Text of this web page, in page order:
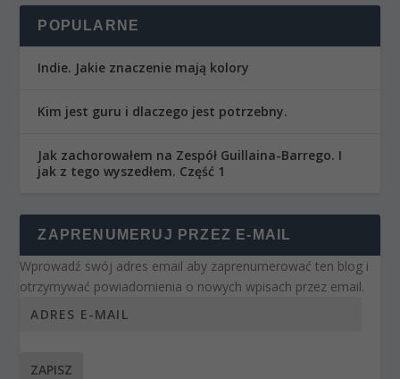
POPULARNE
Indie. Jakie znaczenie mają kolory
Kim jest guru i dlaczego jest potrzebny.
Jak zachorowałem na Zespół Guillaina-Barrego. I
jak z tego wyszedłem. Część 1
ZAPRENUMERUJ PRZEZ E-MAIL
Wprowadź swój adres email aby zaprenumerować ten blog i
otrzymywać powiadomienia o nowych wpisach przez email.
ZAPISZ